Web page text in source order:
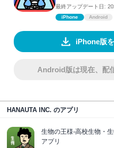
最終アップデート日:
iPhone Android
iPhone版
Android版は現在、配
HANAUTA INC. のアプリ
生物の王様-高校生物・
アプリ